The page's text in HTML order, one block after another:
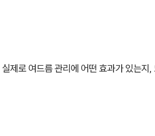
제로 여드름 관리에 어떤 효과가 있는지